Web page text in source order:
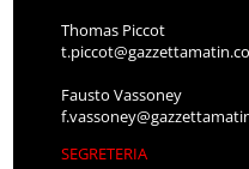
Thomas Piccot
Fausto Vassoney
SEGRETERIA